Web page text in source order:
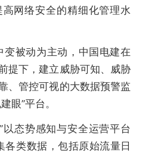
网络安全的精细化管理水
被动为主动，中国电建在
提下，建立威胁可知、威胁
、管控可视的大数据预警监
眼”平台。
态势感知与安全运营平台
各类数据，包括原始流量日